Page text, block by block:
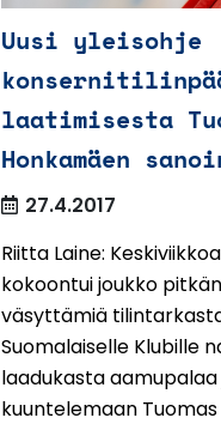
Uusi yleisohje
laatimisesta
Honkamäen
27.4.2017
Riitta Laine:
kokoontui joukko
väsyttämiä
Suomalaiselle Klubille
laadukasta aamupalaa
kuuntelemaan